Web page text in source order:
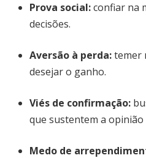
Prova social:confiar na
decisões.
Aversão à perda:temer
desejar o ganho.
Viés de confirmação:
que sustentem a opinião
Medo de